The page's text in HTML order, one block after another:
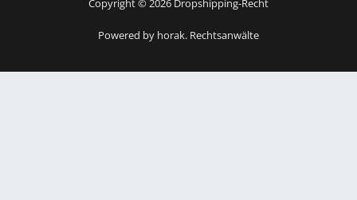
Copyright © 2026 Dropshipping-Recht
Powered by horak. Rechtsanwälte